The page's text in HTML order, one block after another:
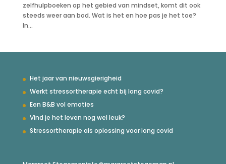
zelfhulpboeken op het gebied van mindset, komt dit ook
steeds weer aan bod. Wat is het en hoe pas je het toe?
In...
Het jaar van nieuwsgierigheid
Werkt stressortherapie echt bij long covid?
Een B&B vol emoties
Vind je het leven nog wel leuk?
Stressortherapie als oplossing voor long covid